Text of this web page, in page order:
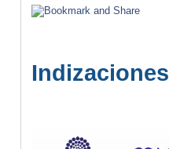
Indizaciones